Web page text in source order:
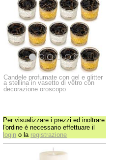
Candele profumate con gel e glitter
a stellina in vasetto di vetro con
decorazione oroscopo
Per visualizzare i prezzi ed inoltrare
l'ordine è necessario effettuare il
login o la registrazione